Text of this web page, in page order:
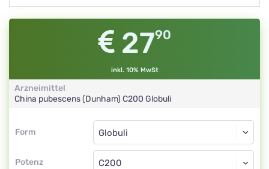
2790
inkl. 10% MwSt
Arzneimittel
China pubescens (Dunham) C200 Globuli
Form
Form
Potenz
Globuli
C200